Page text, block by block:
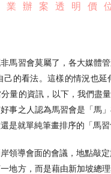
業辦案透明
馬習會莫屬了，各大媒體
的看法。這樣的情況也
量的資訊，以下，我們盡
事之人認為馬習會是「馬
是就單純筆畫排序的「馬習
領導會面的會議，地點敲
地方，而是藉由新加坡總